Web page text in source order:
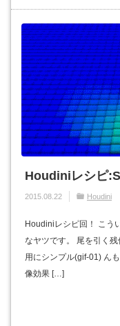
Houdiniレシピ
2015.08.22 Houdini
Houdiniレシピ回！ こう
なヤツです。 尾を引く
用にシンプル(gif-01) ん
像効果 […]